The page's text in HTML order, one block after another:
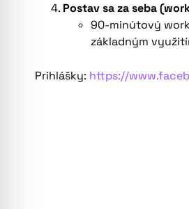
Postav sa za seba
90-minútový
základným
Prihlášky: https://